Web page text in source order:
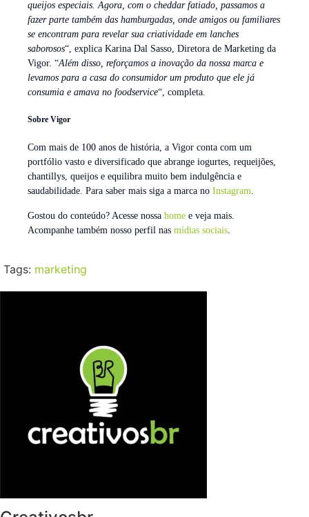
queijos especiais. Agora, com o cheddar fatiado, passamos a
fazer parte também das hamburgadas, onde amigos ou familiares
se encontram para revelar sua criatividade em lanches
saborosos“, explica Karina Dal Sasso, Diretora de Marketing da
Vigor. “Além disso, reforçamos a inovação da nossa marca e
levamos para a casa do consumidor um produto que ele já
consumia e amava no foodservice“, completa.
Sobre Vigor
Com mais de 100 anos de história, a Vigor conta com um
portfólio vasto e diversificado que abrange iogurtes, requeijões,
chantillys, queijos e equilibra muito bem indulgência e
saudabilidade. Para saber mais siga a marca no Instagram.
Gostou do conteúdo? Acesse nossa home e veja mais.
Acompanhe também nosso perfil nas mídias sociais
Tags: marketing